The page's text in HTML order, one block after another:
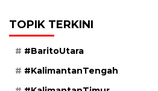
TOPIK TERKINI
#BaritoUtara
#KalimantanTengah